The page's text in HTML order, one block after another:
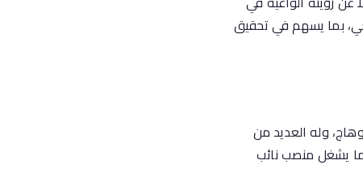
بما يسهم في تحقيق
وله العديد من
يشغل منصب نائب